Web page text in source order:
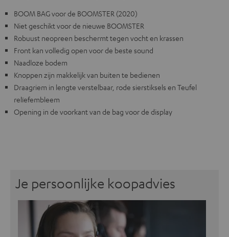
BOOM BAG voor de BOOMSTER (2020)
Niet geschikt voor de nieuwe BOOMSTER
Robuust neopreen beschermt tegen vocht en krassen
Front kan volledig open voor de beste sound
Naadloze bodem
Knoppen zijn makkelijk van buiten te bedienen
Draagriem in lengte verstelbaar, rode sierstiksels en Teufel
relïefembleem
Opening in de voorkant van de bag voor de display
Je persoonlijke koopadvies